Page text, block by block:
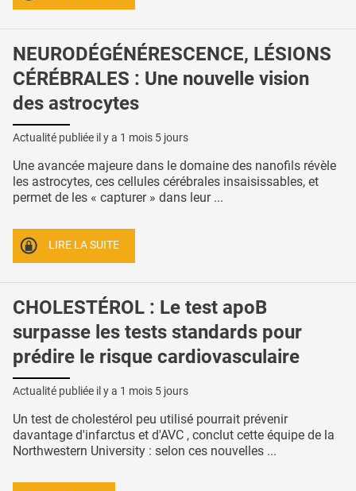
NEURODÉGÉNÉRESCENCE, LÉSIONS
CÉRÉBRALES : Une nouvelle vision
des astrocytes
Actualité publiée il y a 1 mois 5 jours
Une avancée majeure dans le domaine des nanofils révèle
les astrocytes, ces cellules cérébrales insaisissables, et
permet de les « capturer » dans leur ...
LIRE LA SUITE
CHOLESTÉROL : Le test apoB
surpasse les tests standards pour
prédire le risque cardiovasculaire
Actualité publiée il y a 1 mois 5 jours
Un test de cholestérol peu utilisé pourrait prévenir
davantage d'infarctus et d'AVC , conclut cette équipe de la
Northwestern University : selon ces nouvelles ...